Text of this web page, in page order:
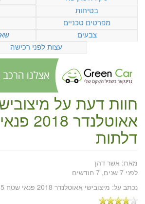
בטיחות
מפרטים טכניים
צבעים
עצות לפני רכישה
חוות דעת על
דלתות
מאת: אשר דהן
לפני 7 שנים, 7 חודשים
נכתב על: מיצובישי אאוטלנדר 2018 פנאי שטח 5 דלתות